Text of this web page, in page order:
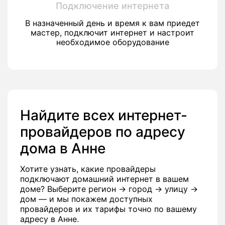
Подключение интернета
В назначенный день и время к вам приедет
мастер, подключит интернет и настроит
необходимое оборудование
Найдите всех интернет-
провайдеров по адресу
дома в Анне
Хотите узнать, какие провайдеры
подключают домашний интернет в вашем
доме? Выберите регион → город → улицу →
дом — и мы покажем доступных
провайдеров и их тарифы точно по вашему
адресу в Анне.